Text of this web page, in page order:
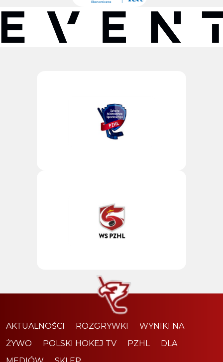
AKTUALNOŚCI ROZGRYWKI
WYNIKI NA
ŻYWO
POLSKI HOKEJ TV PZHL
DLA